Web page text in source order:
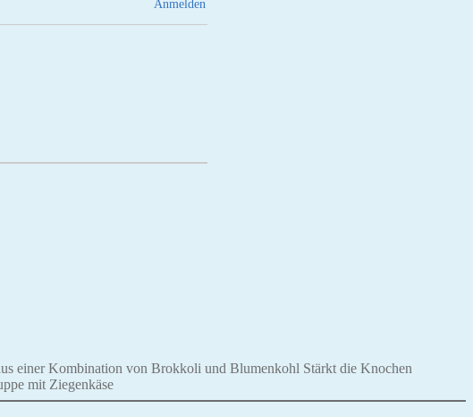
Anmelden
einer Kombination von Brokkoli und Blumenkohl Stärkt die Knochen
mit Ziegenkäse